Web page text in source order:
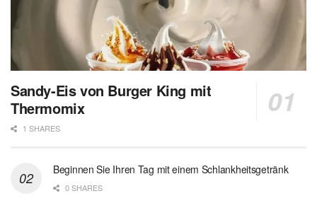
Sandy-Eis von Burger King mit
Thermomix
1 SHARES
Beginnen Sie Ihren Tag mit einem Schlankheitsgetränk
0 SHARES